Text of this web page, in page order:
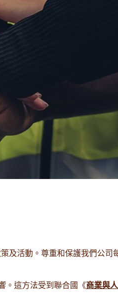
及活動。尊重和保護我們公
。這方法受到聯合國《商業與